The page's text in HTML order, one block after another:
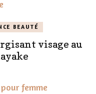
BEAUTÉ
visage au